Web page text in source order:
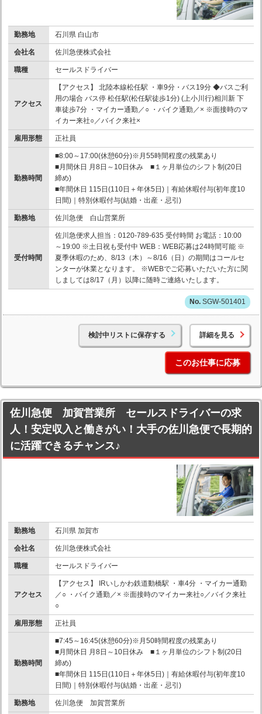
勤務地 石川県 白山市
会社名 佐川急便株式会社
職種 セールスドライバー
アクセス
【アクセス】 北陸本線松任駅 ・車9分・バス19分 ◆バスご利
用の場合 バス停 松任駅(松任駅徒歩1分) (上小川行)相川新 下
車徒歩7分 ・マイカー通勤／○ ・バイク通勤／× ※面接時のマ
イカー来社○／バイク来社×
雇用形態 正社員
勤務時間
■8:00～17:00(休憩60分)※月55時間程度の残業あり
■月間休日 月8日～10日休み ■１ヶ月単位のシフト制(20日
締め)
■年間休日 115日(110日＋年休5日)｜有給休暇付与(初年度10
日間)｜特別休暇付与(結婚・出産・忌引)
勤務地 佐川急便 白山営業所
受付時間
佐川急便求人担当：0120-789-635 受付時間 お電話：10:00
～19:00 ※土日祝も受付中 WEB：WEB応募は24時間可能 ※
夏季休暇のため、8/13（木）～8/16（日）の期間はコールセ
ンターが休業となります。 ※WEBでご応募いただいた方に関
しましては8/17（月）以降に随時ご連絡いたします。
SGW-501401
検討中リストに保存する 詳細を見る
このお仕事に応募
佐川急便 加賀営業所 セールスドライバーの求
人！安定収入と働きがい！大手の佐川急便で長期的
に活躍できるチャンス♪
勤務地 石川県 加賀市
会社名 佐川急便株式会社
職種 セールスドライバー
アクセス
【アクセス】 IRいしかわ鉄道動橋駅 ・車4分 ・マイカー通勤
／○ ・バイク通勤／× ※面接時のマイカー来社○／バイク来社
○
雇用形態 正社員
勤務時間
■7:45～16:45(休憩60分)※月50時間程度の残業あり
■月間休日 月8日～10日休み ■１ヶ月単位のシフト制(20日
締め)
■年間休日 115日(110日＋年休5日)｜有給休暇付与(初年度10
日間)｜特別休暇付与(結婚・出産・忌引)
勤務地 佐川急便 加賀営業所